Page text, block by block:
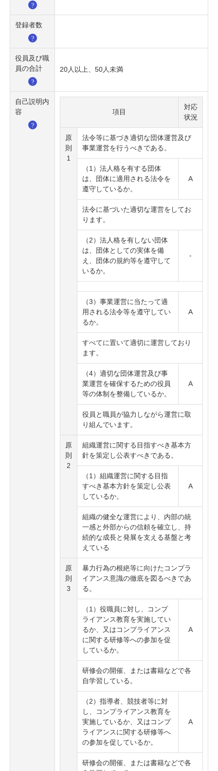
登録者数
役員及び職
員の合計
20人以上、50人未満
自己説明内
容
項目
対応
状況
原
則
1
法令等に基づき適切な団体運営及び
事業運営を行うべきである。
（1）法人格を有する団体
は、団体に適用される法令を
遵守しているか。
A
法令に基づいた適切な運営をしてお
ります。
（2）法人格を有しない団体
は、団体としての実体を備
え、団体の規約等を遵守して
いるか。
-
（3）事業運営に当たって適
用される法令等を遵守してい
るか。
A
すべてに置いて適切に運営しており
ます。
（4）適切な団体運営及び事
業運営を確保するための役員
等の体制を整備しているか。
A
役員と職員が協力しながら運営に取
り組んでいます。
原
則
2
組織運営に関する目指すべき基本方
針を策定し公表すべきである。
（1）組織運営に関する目指
すべき基本方針を策定し公表
しているか。
A
組織の健全な運営により、内部の統
一感と外部からの信頼を確立し、持
続的な成長と発展を支える基盤と考
えている
原
則
3
暴力行為の根絶等に向けたコンプラ
イアンス意識の徹底を図るべきであ
る。
（1）役職員に対し、コンプ
ライアンス教育を実施してい
るか、又はコンプライアンス
に関する研修等への参加を促
しているか。
A
研修会の開催、または書籍などで各
自学習している。
（2）指導者、競技者等に対
し、コンプライアンス教育を
実施しているか、又はコンプ
ライアンスに関する研修等へ
の参加を促しているか。
A
研修会の開催、または書籍などで各